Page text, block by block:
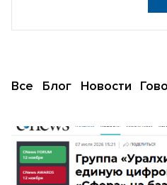
Все Блог Новости